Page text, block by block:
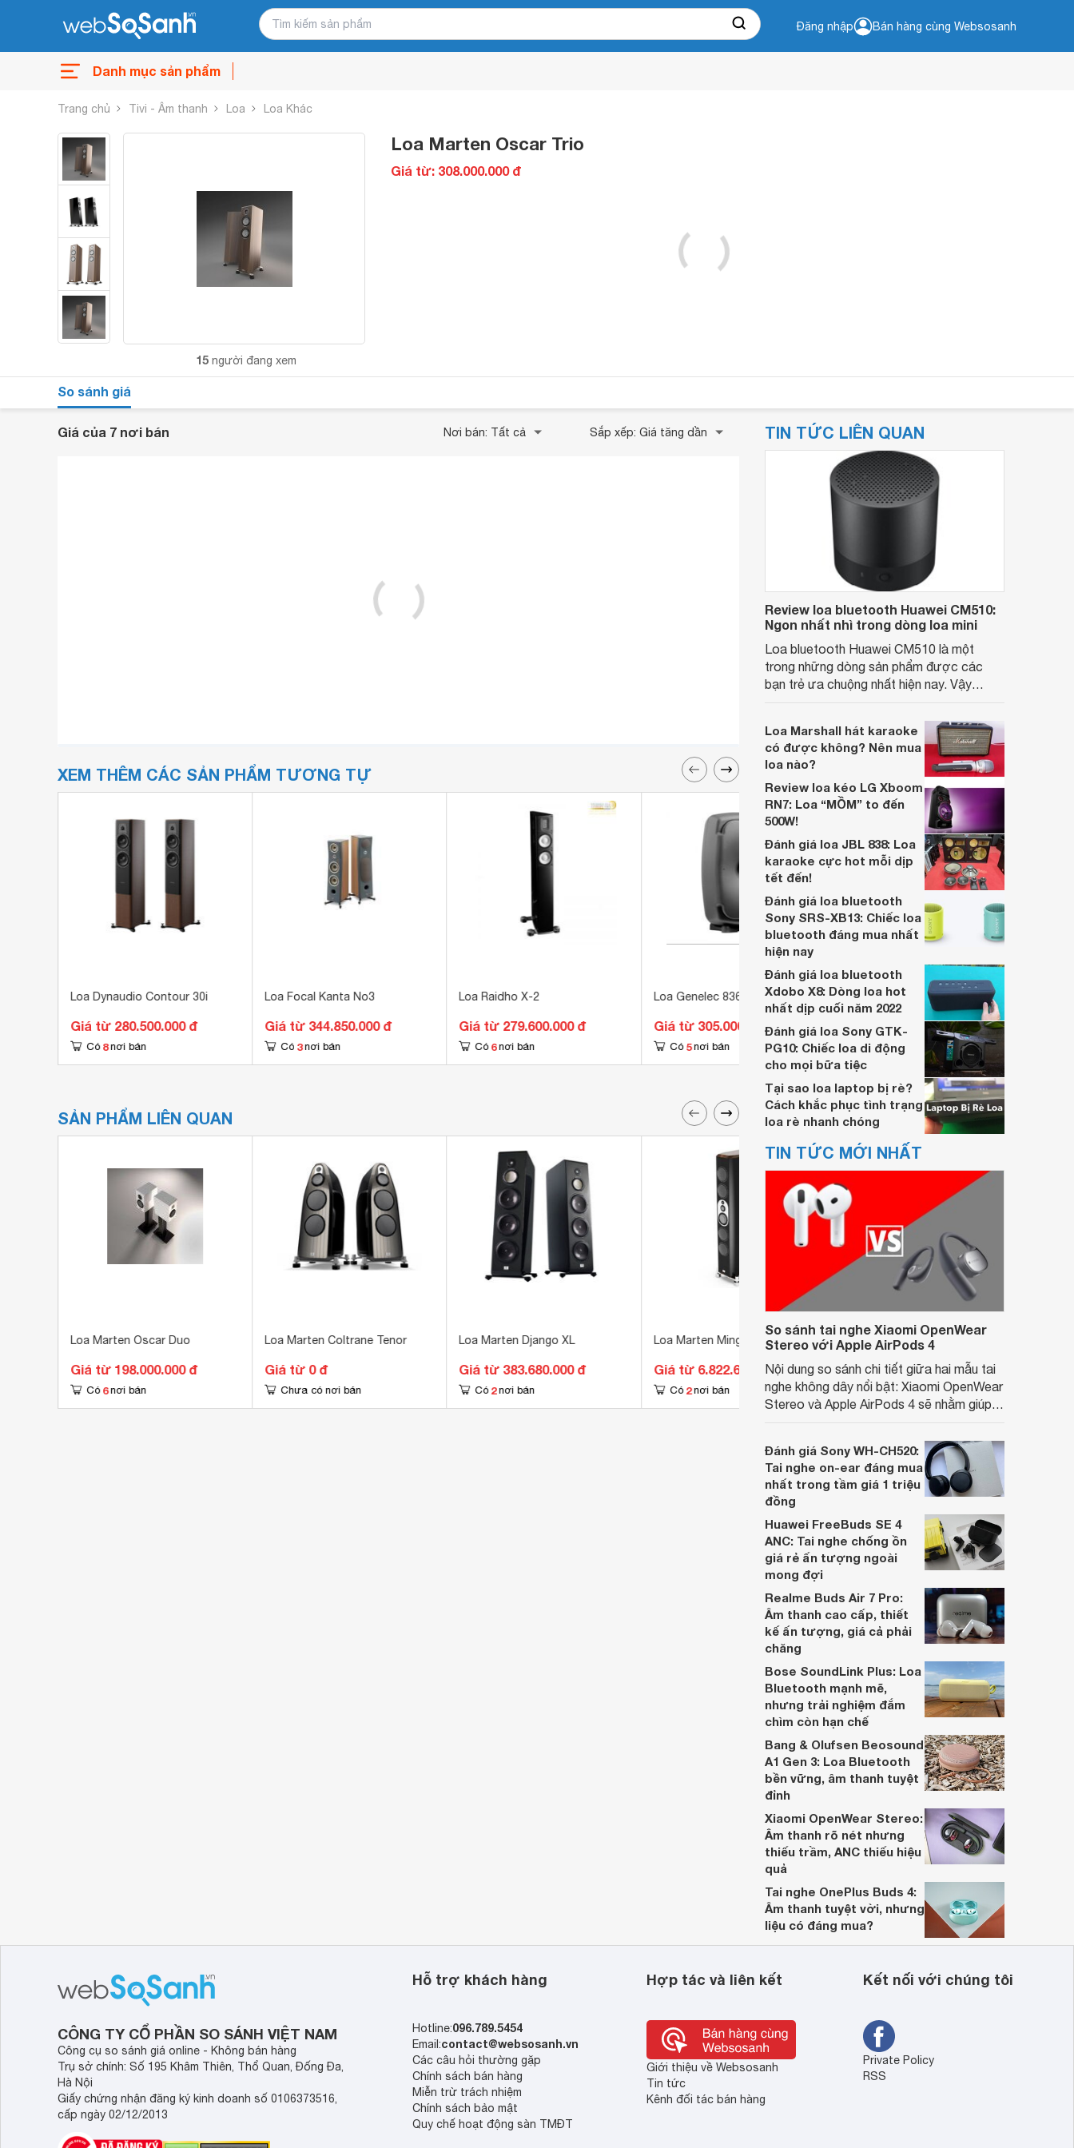
Đăng nhập Bán hàng cùng Websosanh
Danh mục sản phẩm
Trang chủ Tivi - Âm thanh Loa Loa Khác
15 người đang xem
Loa Marten Oscar Trio
Giá từ: 308.000.000 đ
So sánh giá
Giá của 7 nơi bán Nơi bán: Tất cả Sắp xếp: Giá tăng dần
XEM THÊM CÁC SẢN PHẨM TƯƠNG TỰ
Loa Dynaudio Contour 30i
Giá từ 280.500.000 đ
Có 8 nơi bán
Loa Focal Kanta No3
Giá từ 344.850.000 đ
Có 3 nơi bán
Loa Raidho X-2
Giá từ 279.600.000 đ
Có 6 nơi bán
Loa Genelec 8361A
Giá từ 305.000.000 đ
Có 5 nơi bán
Loa McIntosh ML1 MKII
Giá từ 337.233.000 đ
Có 1 nơi bán
SẢN PHẨM LIÊN QUAN
Loa Marten Oscar Duo
Giá từ 198.000.000 đ
Có 6 nơi bán
Loa Marten Coltrane Tenor
Giá từ 0 đ
Chưa có nơi bán
Loa Marten Django XL
Giá từ 383.680.000 đ
Có 2 nơi bán
Loa Marten Mingus Orchestra
Giá từ 6.822.600.000 đ
Có 2 nơi bán
Loa Marten Parker Quintet
Giá từ 902.880.000 đ
Có 4 nơi bán
TIN TỨC LIÊN QUAN
Review loa bluetooth Huawei CM510:
Ngon nhất nhì trong dòng loa mini
Loa bluetooth Huawei CM510 là một
trong những dòng sản phẩm được các
bạn trẻ ưa chuộng nhất hiện nay. Vậy
Loa Marshall hát karaoke
có được không? Nên mua
loa nào?
Review loa kéo LG Xboom
RN7: Loa “MỒM” to đến
500W!
Đánh giá loa JBL 838: Loa
karaoke cực hot mỗi dịp
tết đến!
Đánh giá loa bluetooth
Sony SRS-XB13: Chiếc loa
bluetooth đáng mua nhất
hiện nay
Đánh giá loa bluetooth
Xdobo X8: Dòng loa hot
nhất dịp cuối năm 2022
Đánh giá loa Sony GTK-
PG10: Chiếc loa di động
cho mọi bữa tiệc
Tại sao loa laptop bị rè?
Cách khắc phục tình trạng
loa rè nhanh chóng
TIN TỨC MỚI NHẤT
So sánh tai nghe Xiaomi OpenWear
Stereo với Apple AirPods 4
Nội dung so sánh chi tiết giữa hai mẫu tai
nghe không dây nổi bật: Xiaomi OpenWear
Stereo và Apple AirPods 4 sẽ nhằm giúp
dựa trên nhu cầu và sở thích cá nhân. Cả
hai đều là sản phẩm chất lượng cao,
nhưng hướng tới đối tượng khách hàng
khác nhau.
Đánh giá Sony WH-CH520:
Tai nghe on-ear đáng mua
nhất trong tầm giá 1 triệu
đồng
Huawei FreeBuds SE 4
ANC: Tai nghe chống ồn
giá rẻ ấn tượng ngoài
mong đợi
Realme Buds Air 7 Pro:
Âm thanh cao cấp, thiết
kế ấn tượng, giá cả phải
chăng
Bose SoundLink Plus: Loa
Bluetooth mạnh mẽ,
nhưng trải nghiệm đắm
chìm còn hạn chế
Bang & Olufsen Beosound
A1 Gen 3: Loa Bluetooth
bền vững, âm thanh tuyệt
đỉnh
Xiaomi OpenWear Stereo:
Âm thanh rõ nét nhưng
thiếu trầm, ANC thiếu hiệu
quả
Tai nghe OnePlus Buds 4:
Âm thanh tuyệt vời, nhưng
liệu có đáng mua?
CÔNG TY CỔ PHẦN SO SÁNH VIỆT NAM
Công cụ so sánh giá online - Không bán hàng
Trụ sở chính: Số 195 Khâm Thiên, Thổ Quan, Đống Đa,
Hà Nội
Giấy chứng nhận đăng ký kinh doanh số 0106373516,
cấp ngày 02/12/2013
Hỗ trợ khách hàng
Hotline:096.789.5454
Email:contact@websosanh.vn
Các câu hỏi thường gặp
Chính sách bán hàng
Miễn trừ trách nhiệm
Chính sách bảo mật
Quy chế hoạt động sàn TMĐT
Hợp tác và liên kết
Giới thiệu về Websosanh
Tin tức
Kênh đối tác bán hàng
Kết nối với chúng tôi
Private Policy
RSS